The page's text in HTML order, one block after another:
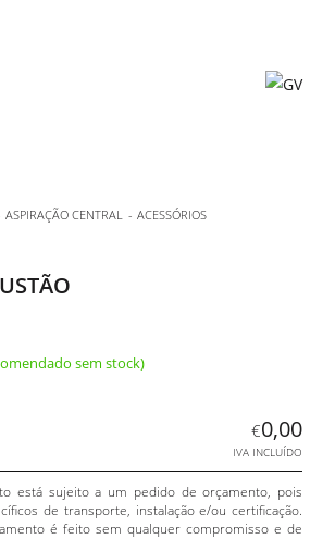
ASPIRAÇÃO CENTRAL
ACESSÓRIOS
sem stock)
€0,00
IVA INCLUÍDO
está sujeito a um pedido de orçamento, pois
de transporte, instalação e/ou certificação.
é feito sem qualquer compromisso e de